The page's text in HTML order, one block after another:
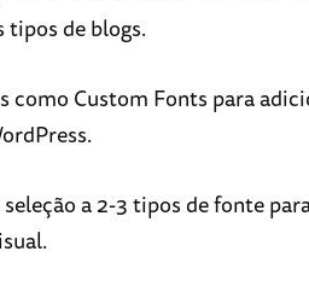
tipos de blogs.
como Custom Fonts para
a 2-3 tipos de fonte